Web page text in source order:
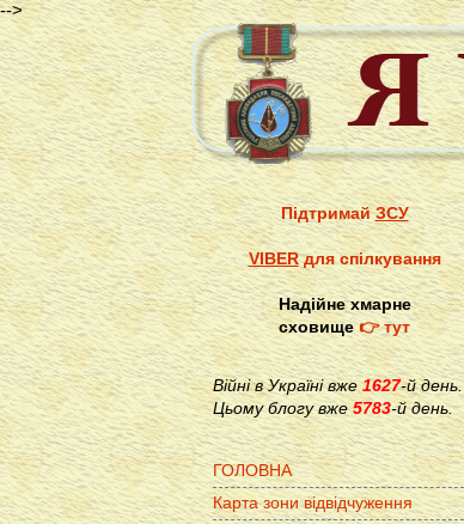
-->
ПідтримайЗСУ
VIBERдля спілкування
Надійне хмарне
сховище👉 тут
Війні в Україні вже1627-й день.
Цьому блогу вже 5783-й день.
ГОЛОВНА
Карта зони відвідчуження